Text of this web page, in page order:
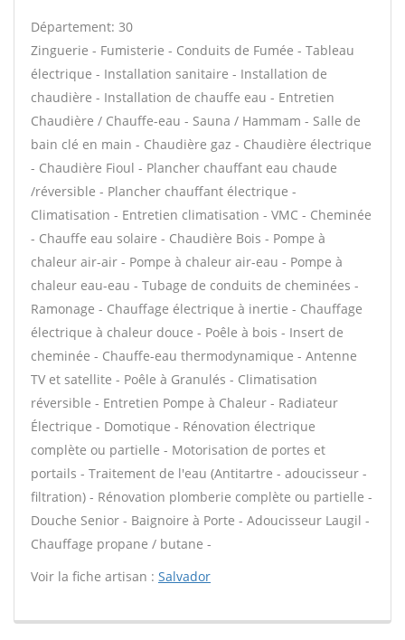
Département: 30
Zinguerie - Fumisterie - Conduits de Fumée - Tableau
électrique - Installation sanitaire - Installation de
chaudière - Installation de chauffe eau - Entretien
Chaudière / Chauffe-eau - Sauna / Hammam - Salle de
bain clé en main - Chaudière gaz - Chaudière électrique
- Chaudière Fioul - Plancher chauffant eau chaude
/réversible - Plancher chauffant électrique -
Climatisation - Entretien climatisation - VMC - Cheminée
- Chauffe eau solaire - Chaudière Bois - Pompe à
chaleur air-air - Pompe à chaleur air-eau - Pompe à
chaleur eau-eau - Tubage de conduits de cheminées -
Ramonage - Chauffage électrique à inertie - Chauffage
électrique à chaleur douce - Poêle à bois - Insert de
cheminée - Chauffe-eau thermodynamique - Antenne
TV et satellite - Poêle à Granulés - Climatisation
réversible - Entretien Pompe à Chaleur - Radiateur
Électrique - Domotique - Rénovation électrique
complète ou partielle - Motorisation de portes et
portails - Traitement de l'eau (Antitartre - adoucisseur -
filtration) - Rénovation plomberie complète ou partielle -
Douche Senior - Baignoire à Porte - Adoucisseur Laugil -
Chauffage propane / butane -
Voir la fiche artisan : Salvador